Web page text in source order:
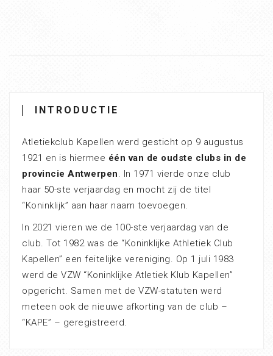
INTRODUCTIE
Atletiekclub Kapellen werd gesticht op 9 augustus
1921 en is hiermee één van de oudste clubs in de
provincie Antwerpen. In 1971 vierde onze club
haar 50-ste verjaardag en mocht zij de titel
“Koninklijk” aan haar naam toevoegen.
In 2021 vieren we de 100-ste verjaardag van de
club. Tot 1982 was de “Koninklijke Athletiek Club
Kapellen” een feitelijke vereniging. Op 1 juli 1983
werd de VZW “Koninklijke Atletiek Klub Kapellen”
opgericht. Samen met de VZW-statuten werd
meteen ook de nieuwe afkorting van de club –
“KAPE” – geregistreerd.